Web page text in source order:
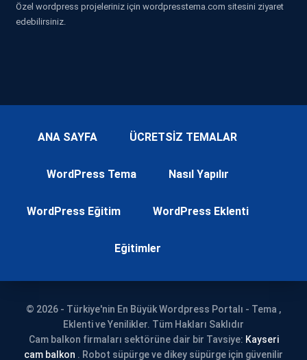
Özel wordpress projeleriniz için wordpresstema.com sitesini ziyaret
edebilirsiniz.
ANA SAYFA ÜCRETSİZ TEMALAR
WordPress Tema Nasıl Yapılır
WordPress Eğitim WordPress Eklenti
Eğitimler
© 2026 - Türkiye'nin En Büyük Wordpress Portalı - Tema ,
Eklenti ve Yenilikler. Tüm Hakları Saklıdır
Cam balkon firmaları sektörüne dair bir Tavsiye: Kayseri
cam balkon . Robot süpürge ve dikey süpürge için güvenilir